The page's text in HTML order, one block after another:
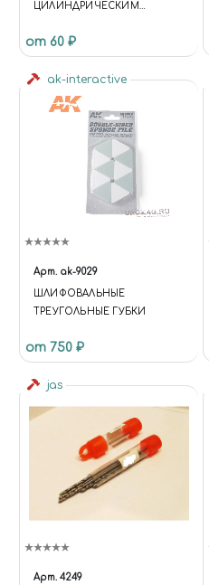
ЦИЛИНДРИЧЕСКИМ
от 60 ₽
ak-interactive
Арт. ak-9029
ШЛИФОВАЛЬНЫЕ
ТРЕУГОЛЬНЫЕ ГУБКИ
от 750 ₽
jas
Арт. 4249